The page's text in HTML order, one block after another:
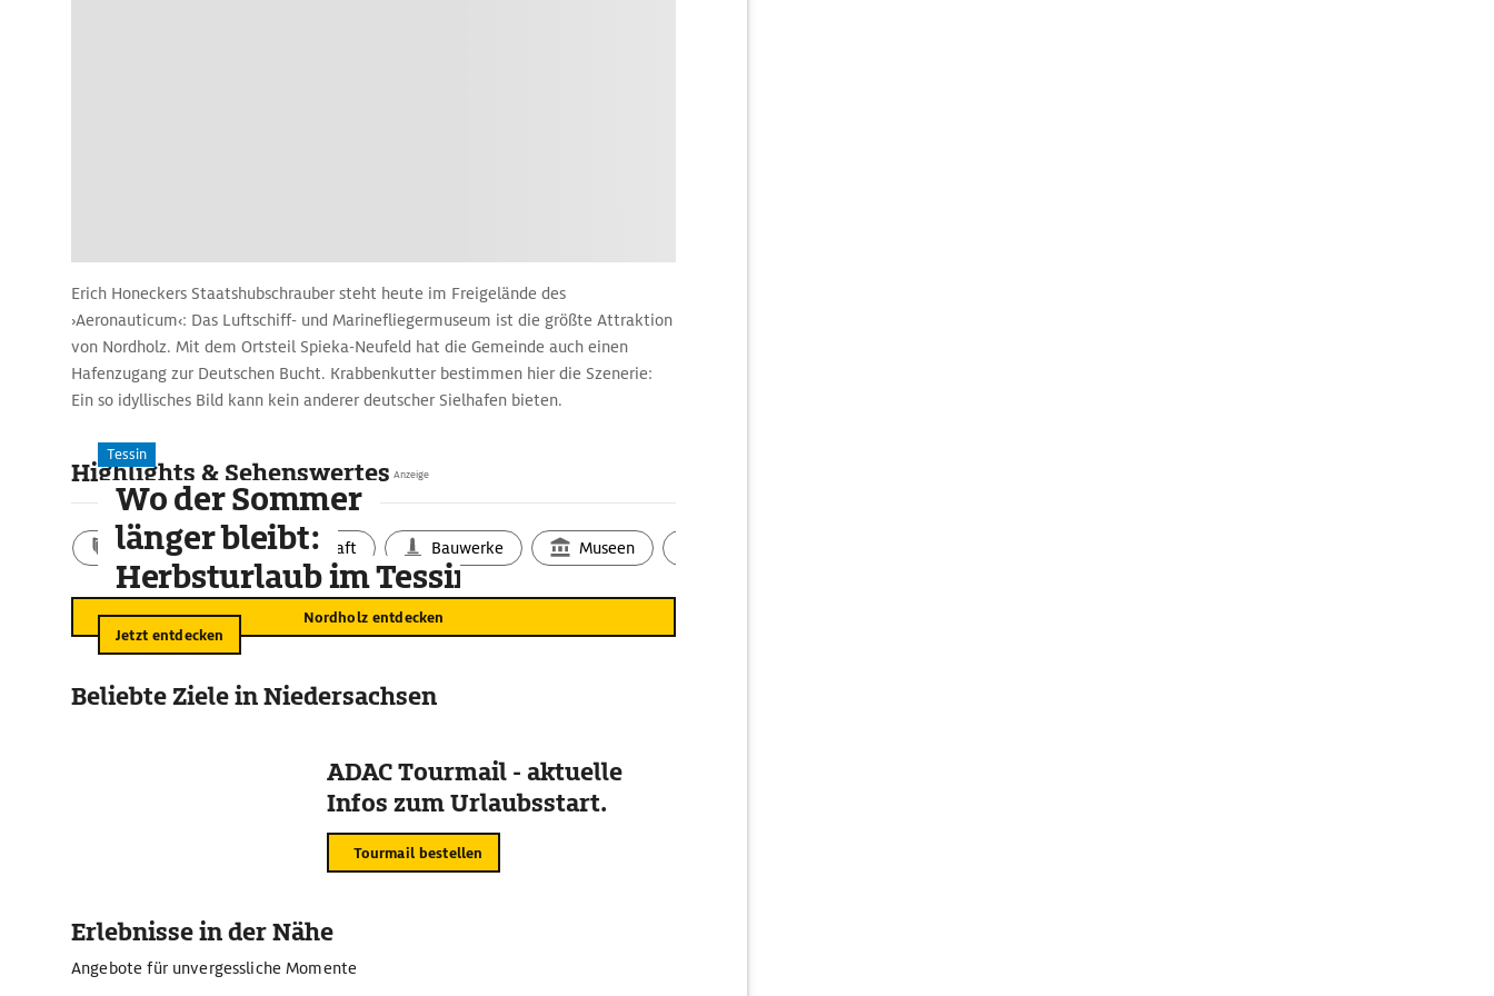
Erich Honeckers Staatshubschrauber steht heute im Freigelände des
›Aeronauticum‹: Das Luftschiff- und Marinefliegermuseum ist die größte Attraktion
von Nordholz. Mit dem Ortsteil Spieka-Neufeld hat die Gemeinde auch einen
Hafenzugang zur Deutschen Bucht. Krabbenkutter bestimmen hier die Szenerie:
Ein so idyllisches Bild kann kein anderer deutscher Sielhafen bieten.
Highlights & Sehenswertes
Aktivitäten Landschaft Bauwerke Museen
Nordholz entdecken
Anzeige
Tessin
Wo der Sommer
länger bleibt:
Herbsturlaub im Tessin
Jetzt entdecken
Beliebte Ziele in Niedersachsen
ADAC Tourmail - aktuelle
Infos zum Urlaubsstart.
Tourmail bestellen
Erlebnisse in der Nähe
Angebote für unvergessliche Momente